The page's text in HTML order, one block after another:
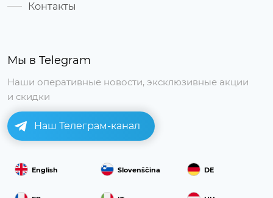
Мы в Telegram
Наши оперативные новости, эксклюзивные акции
и скидки
Наш Телеграм-канал
English Slovenščina DE
Контакты